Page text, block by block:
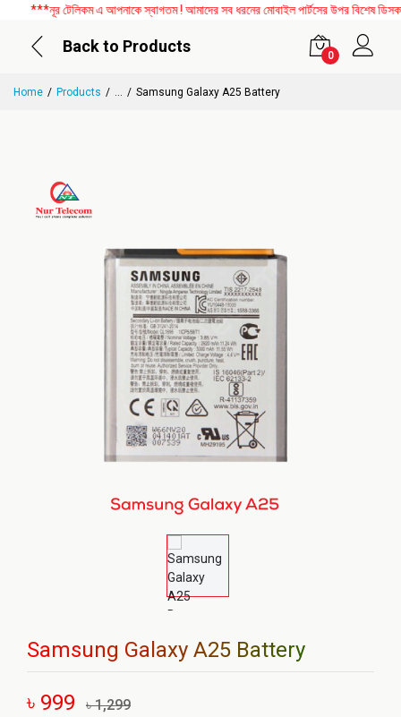
***নূর টেলিকম এ আপনাকে স্বাগতম ! আমাদের সব ধরনের মোবাইল পার্টসের উপর বিশেষ
Back to Products
0
Home Products ... Samsung Galaxy A25 Battery
Samsung Galaxy A25 Battery
৳ 999 ৳ 1,299